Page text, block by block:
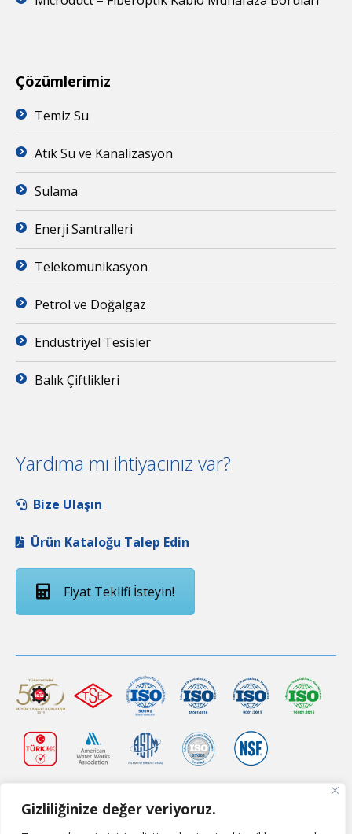
Gizliliğinize değer veriyoruz.
Çözümlerimiz
Temiz Su
Atık Su ve Kanalizasyon
Sulama
Enerji Santralleri
Telekomunikasyon
Petrol ve Doğalgaz
Endüstriyel Tesisler
Balık Çiftlikleri
Yardıma mı ihtiyacınız var?
Bize Ulaşın
Ürün Kataloğu Talep Edin
Fiyat Teklifi İsteyin!